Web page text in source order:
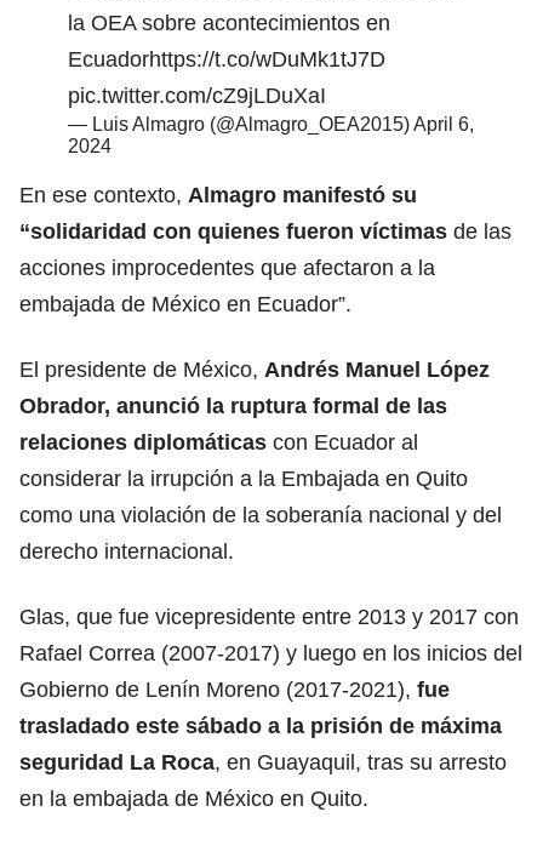
la OEA sobre acontecimientos en
Ecuadorhttps://t.co/wDuMk1tJ7D
pic.twitter.com/cZ9jLDuXaI
— Luis Almagro (@Almagro_OEA2015)April 6,
2024
En ese contexto, Almagro manifestó su
“solidaridad con quienes fueron víctimas de las
acciones improcedentes que afectaron a la
embajada de México en Ecuador”.
El presidente de México, Andrés Manuel López
Obrador, anunció la ruptura formal de las
relaciones diplomáticas con Ecuador al
considerar la irrupción a la Embajada en Quito
como una violación de la soberanía nacional y del
derecho internacional.
Glas, que fue vicepresidente entre 2013 y 2017 con
Rafael Correa (2007-2017) y luego en los inicios del
Gobierno de Lenín Moreno (2017-2021), fue
trasladado este sábado a la prisión de máxima
seguridad La Roca, en Guayaquil, tras su arresto
en la embajada de México en Quito.